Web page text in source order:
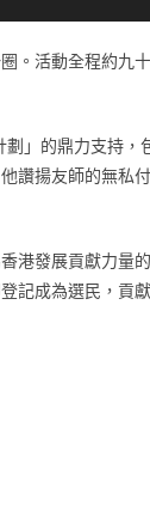
。活動全程約九十
」的鼎力支持，
讚揚友師的無私付
港發展貢獻力量的
記成為選民，貢獻